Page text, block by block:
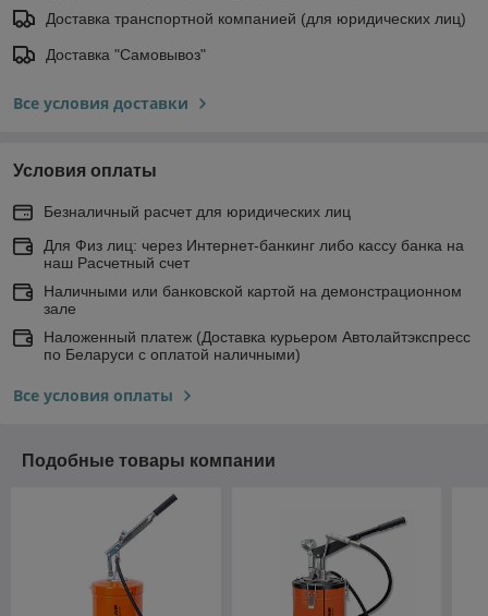
Доставка транспортной компанией (для юридических лиц)
Доставка "Самовывоз"
Все условия доставки
Условия оплаты
Безналичный расчет для юридических лиц
Для Физ лиц: через Интернет-банкинг либо кассу банка на
наш Расчетный счет
Наличными или банковской картой на демонстрационном
зале
Наложенный платеж (Доставка курьером Автолайтэкспресс
по Беларуси с оплатой наличными)
Все условия оплаты
Подобные товары компании